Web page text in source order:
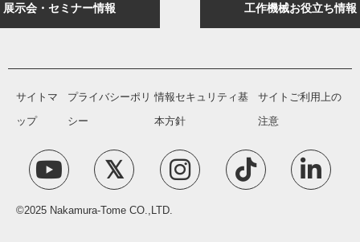
展示会・セミナー情報 工作機械お役立ち情報
サイトマ
ップ
プライバシーポリ
シー
情報セキュリティ基
本方針
サイトご利用上の
注意
©2025 Nakamura-Tome CO.,LTD.